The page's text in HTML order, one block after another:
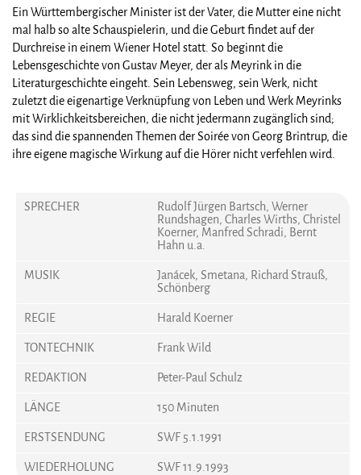
Ein Württembergischer Minister ist der Vater, die Mutter eine nicht
mal halb so alte Schauspielerin, und die Geburt findet auf der
Durchreise in einem Wiener Hotel statt. So beginnt die
Lebensgeschichte von Gustav Meyer, der als Meyrink in die
Literaturgeschichte eingeht. Sein Lebensweg, sein Werk, nicht
zuletzt die eigenartige Verknüpfung von Leben und Werk Meyrinks
mit Wirklichkeitsbereichen, die nicht jedermann zugänglich sind;
das sind die spannenden Themen der Soirée von Georg Brintrup, die
ihre eigene magische Wirkung auf die Hörer nicht verfehlen wird.
SPRECHER
Rudolf Jürgen Bartsch, Werner
Rundshagen, Charles Wirths, Christel
Koerner, Manfred Schradi, Bernt
Hahn u.a.
MUSIK
Janácek, Smetana, Richard Strauß,
Schönberg
REGIE
Harald Koerner
TONTECHNIK
Frank Wild
REDAKTION
Peter-Paul Schulz
LÄNGE
150 Minuten
ERSTSENDUNG
SWF 5.1.1991
WIEDERHOLUNG
SWF 11.9.1993